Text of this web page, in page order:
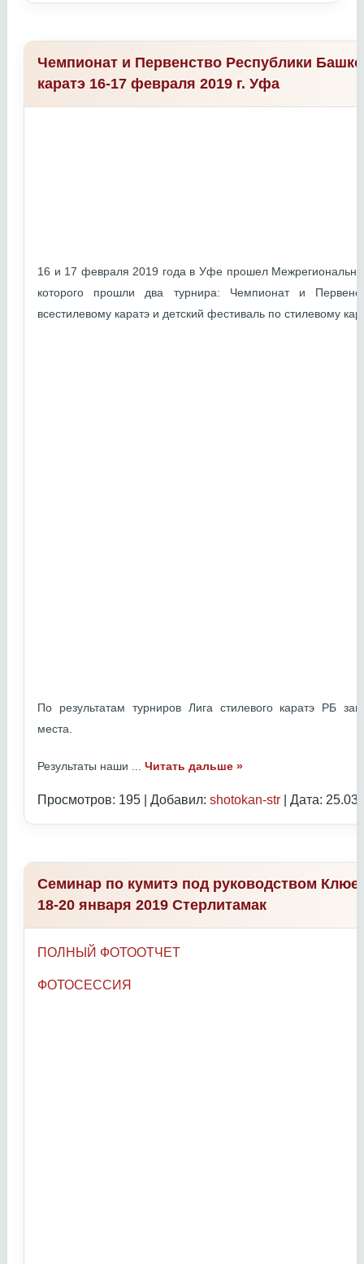
Чемпионат и Первенство Республики
каратэ 16-17 февраля 2019 г. Уфа
16 и 17 февраля 2019 года в Уфе прошел
которого прошли два турнира: Чемпионат и
всестилевому каратэ и детский фестиваль по стилевому
По результатам турниров Лига стилевого каратэ РБ
места.
Результаты наши Читать дальше »
Просмотров: 195 | Добавил: shotokan-str | Дата:
Семинар по кумитэ под руководством
18-20 января 2019 Стерлитамак
ПОЛНЫЙ ФОТООТЧЕТ
ФОТОСЕССИЯ